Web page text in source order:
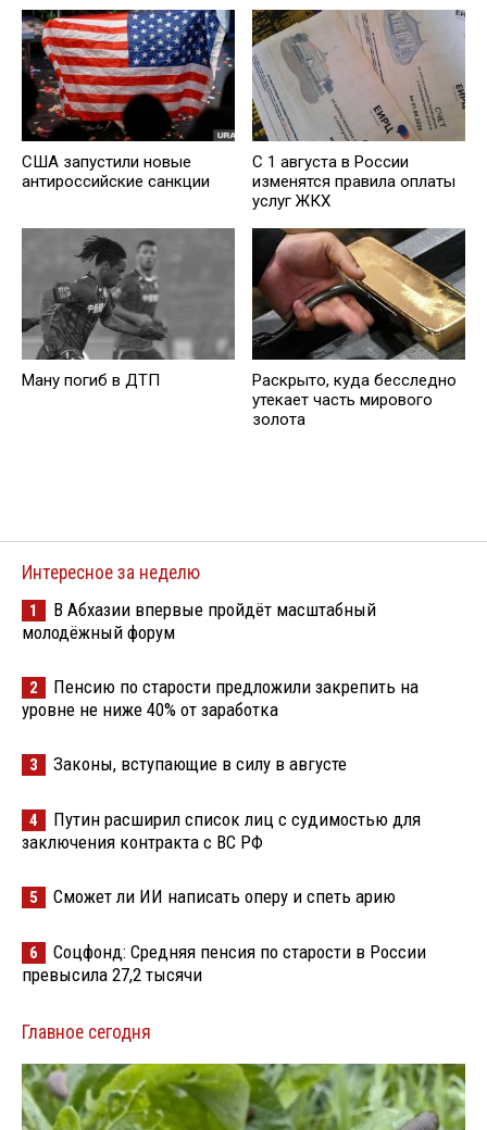
США запустили новые
антироссийские санкции
С 1 августа в России
изменятся правила оплаты
услуг ЖКХ
Ману погиб в ДТП
Раскрыто, куда бесследно
утекает часть мирового
золота
Интересное за неделю
1
В Абхазии впервые пройдёт масштабный
молодёжный форум
2
Пенсию по старости предложили закрепить на
уровне не ниже 40% от заработка
3 Законы, вступающие в силу в августе
4
Путин расширил список лиц с судимостью для
заключения контракта с ВС РФ
5 Сможет ли ИИ написать оперу и спеть арию
6
Соцфонд: Средняя пенсия по старости в России
превысила 27,2 тысячи
Главное сегодня